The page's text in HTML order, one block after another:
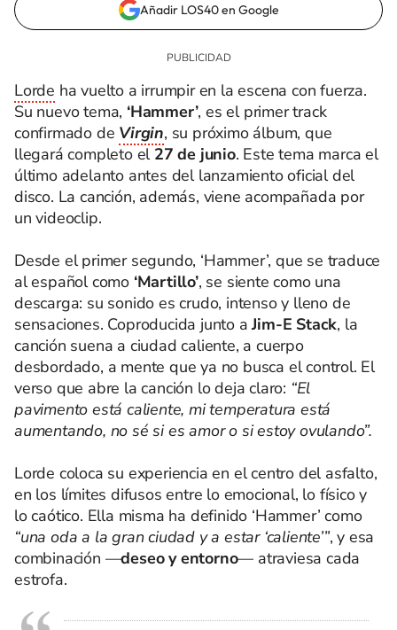
Añadir LOS40 en Google
Lorde ha vuelto a irrumpir en la escena con fuerza.
Su nuevo tema, ‘Hammer’, es el primer track
confirmado de Virgin, su próximo álbum, que
llegará completo el 27 de junio. Este tema marca el
último adelanto antes del lanzamiento oficial del
disco. La canción, además, viene acompañada por
un videoclip.
Desde el primer segundo, ‘Hammer’, que se traduce
al español como ‘Martillo’, se siente como una
descarga: su sonido es crudo, intenso y lleno de
sensaciones. Coproducida junto aJim-E Stack, la
canción suena a ciudad caliente, a cuerpo
desbordado, a mente que ya no busca el control. El
verso que abre la canción lo deja claro: “El
pavimento está caliente, mi temperatura está
aumentando, no sé si es amor o si estoy ovulando”.
Lorde coloca su experiencia en el centro del asfalto,
en los límites difusos entre lo emocional, lo físico y
lo caótico. Ella misma ha definido ‘Hammer’ como
“una oda a la gran ciudad y a estar ‘caliente’”, y esa
combinación —deseo y entorno— atraviesa cada
estrofa.